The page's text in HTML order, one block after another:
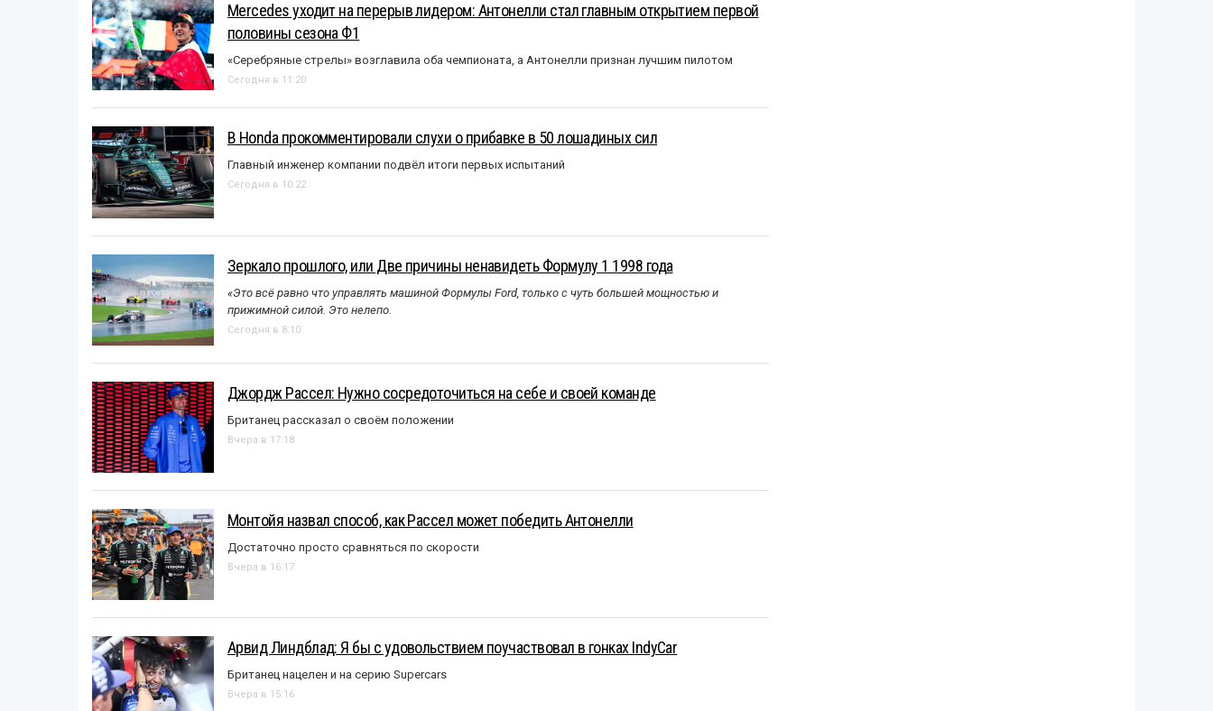
Mercedes уходит на перерыв лидером: Антонелли стал главным открытием первой
половины сезона Ф1
«Серебряные стрелы» возглавила оба чемпионата, а Антонелли признан лучшим пилотом
Сегодня в 11:20
В Honda прокомментировали слухи о прибавке в 50 лошадиных сил
Главный инженер компании подвёл итоги первых испытаний
Сегодня в 10:22
Зеркало прошлого, или Две причины ненавидеть Формулу 1 1998 года
«Это всё равно что управлять машиной Формулы Ford, только с чуть большей мощностью и
прижимной силой. Это нелепо.
Сегодня в 8:10
Джордж Рассел: Нужно сосредоточиться на себе и своей команде
Британец рассказал о своём положении
Вчера в 17:18
Монтойя назвал способ, как Рассел может победить Антонелли
Достаточно просто сравняться по скорости
Вчера в 16:17
Арвид Линдблад: Я бы с удовольствием поучаствовал в гонках IndyCar
Британец нацелен и на серию Supercars
Вчера в 15:16